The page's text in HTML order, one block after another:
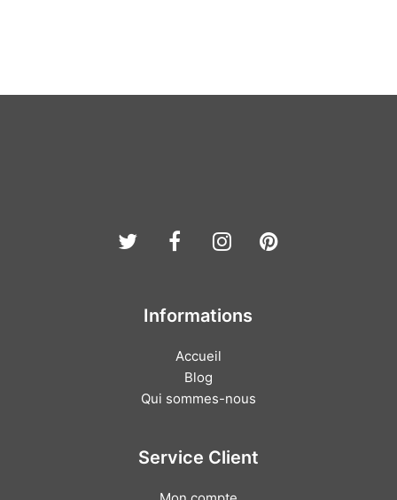
TwitterFacebook
Instagram
Pinterest
Informations
Accueil
Blog
Qui sommes-nous
Service Client